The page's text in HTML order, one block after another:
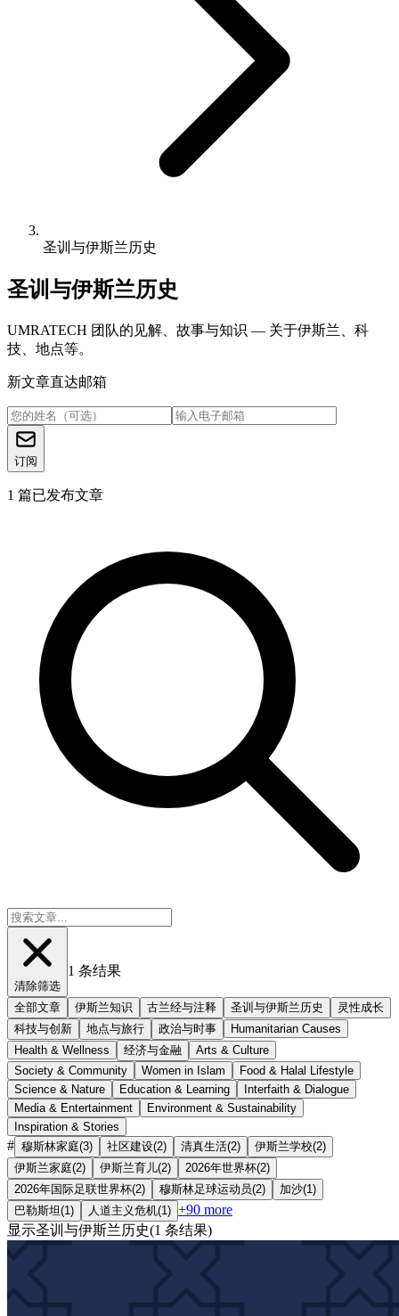
圣训与伊斯兰历史
圣训与伊斯兰历史
UMRATECH 团队的见解、故事与知识 — 关于伊斯兰、科
技、地点等。
新文章直达邮箱
订阅
1 篇已发布文章
清除筛选
1 条结果
全部文章 伊斯兰知识 古兰经与注释 圣训与伊斯兰历史
灵性成长
科技与创新
地点与旅行 政治与时事
Humanitarian Causes
Health & Wellness
经济与金融
Arts & Culture
Society & Community
Women in Islam
Food & Halal Lifestyle
Science & Nature
Education & Learning
Interfaith & Dialogue
Media & Entertainment
Environment & Sustainability
Inspiration & Stories
# 穆斯林家庭(3) 社区建设(2) 清真生活(2) 伊斯兰学校(2)
伊斯兰家庭(2) 伊斯兰育儿(2) 2026年世界杯(2)
2026年国际足联世界杯(2) 穆斯林足球运动员(2) 加沙(1 )
巴勒斯坦(1 ) 人道主义危机(1 ) +90 more
显示圣训与伊斯兰历史(1 条结果)